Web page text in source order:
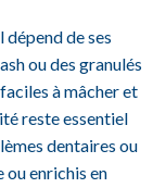
de ses
ou des granulés
à mâcher et
reste essentiel
dentaires ou
ou enrichis en